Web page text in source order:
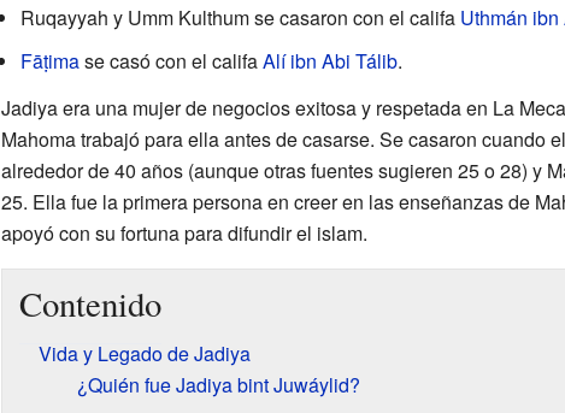
Ruqayyah y Umm Kulthum se casaron con el califa Uthmán ibn
Fāṭimase casó con el califaAlí ibn Abi Tálib.
Jadiya era una mujer de negocios exitosa y respetada en La
Mahoma trabajó para ella antes de casarse. Se casaron cuando
alrededor de 40 años (aunque otras fuentes sugieren 25 o 28) y
25. Ella fue la primera persona en creer en las enseñanzas de
apoyó con su fortuna para difundir el islam.
Contenido
Vida y Legado de Jadiya
¿Quién fue Jadiya bint Juwáylid?